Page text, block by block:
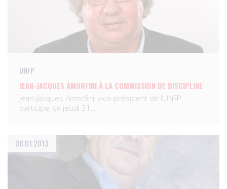
UNFP
JEAN-JACQUES AMORFINI À LA COMMISSION DE DISCIPLINE
Jean-Jacques Amorfini, vice-président de l’UNFP,
participe, ce jeudi 31…
08.01.2013